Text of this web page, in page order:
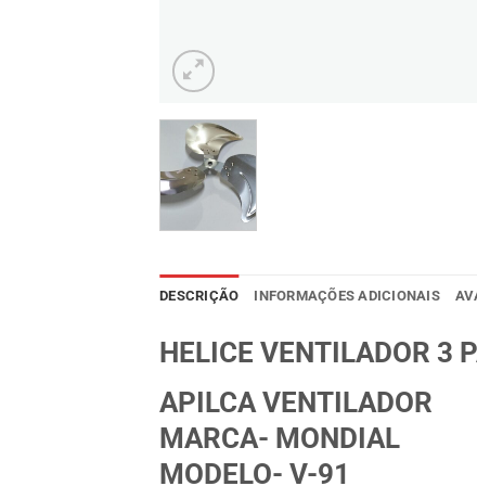
DESCRIÇÃO INFORMAÇÕES ADICIONAIS
HELICE VENTILADOR 3
APILCA VENTILADOR
MARCA- MONDIAL
MODELO- V-91